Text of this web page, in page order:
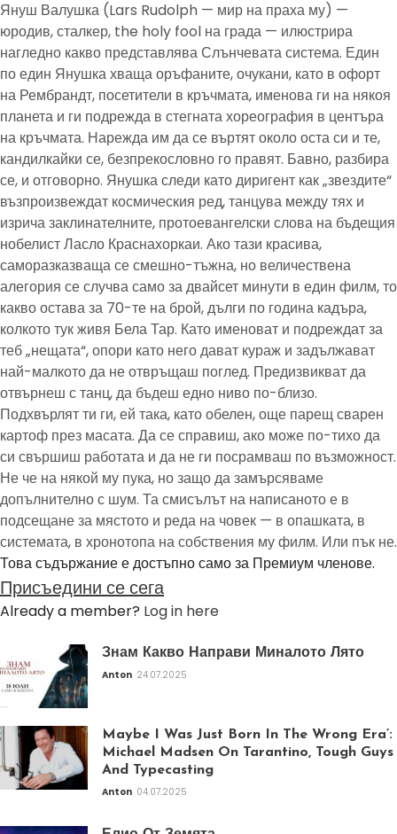
Януш Валушка (Lars Rudolph — мир на праха му) —
юродив, сталкер, the holy fool на града — илюстрира
нагледно какво представлява Слънчевата система. Един
по един Янушка хваща оръфаните, очукани, като в офорт
на Рембрандт, посетители в кръчмата, именова ги на някоя
планета и ги подрежда в стегната хореография в центъра
на кръчмата. Нарежда им да се въртят около оста си и те,
кандилкайки се, безпрекословно го правят. Бавно, разбира
се, и отговорно. Янушка следи като диригент как „звездите“
възпроизвеждат космическия ред, танцува между тях и
изрича заклинателните, протоевангелски слова на бъдещия
нобелист Ласло Краснахоркаи. Ако тази красива,
саморазказваща се смешно-тъжна, но величествена
алегория се случва само за двайсет минути в един филм, то
какво остава за 70-те на брой, дълги по година кадъра,
колкото тук живя Бела Тар. Като именоват и подреждат за
теб „нещата“, опори като него дават кураж и задължават
най-малкото да не отвръщаш поглед. Предизвикват да
отвърнеш с танц, да бъдеш едно ниво по-близо.
Подхвърлят ти ги, ей така, като обелен, още парещ сварен
картоф през масата. Да се справиш, ако може по-тихо да
си свършиш работата и да не ги посрамваш по възможност.
Не че на някой му пука, но защо да замърсяваме
допълнително с шум. Та смисълът на написаното е в
подсещане за мястото и реда на човек — в опашката, в
системата, в хронотопа на собствения му филм. Или пък не.
Това съдържание е достъпно само за Премиум членове.
Присъедини се сега
Already a member? Log in here
Знам Какво Направи Миналото Лято
Anton 24.07.2025
Maybe I Was Just Born In The Wrong Era’:
Michael Madsen On Tarantino, Tough Guys
And Typecasting
Anton 04.07.2025